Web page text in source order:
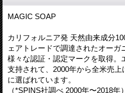
MAGIC SOAP
カリフォルニア発 天然由来成分
ェアトレードで調達されたオーガ
様々な認証・認定マークを取得。
支持されて、2000年から全米売
に選ばれています。
（*SPINS社調べ 2000年〜2018年）